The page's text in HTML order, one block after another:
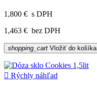
1,800 € s DPH
1,463 € bez DPH
shopping_cart Vložiť do košíka
 Rýchly náhľad